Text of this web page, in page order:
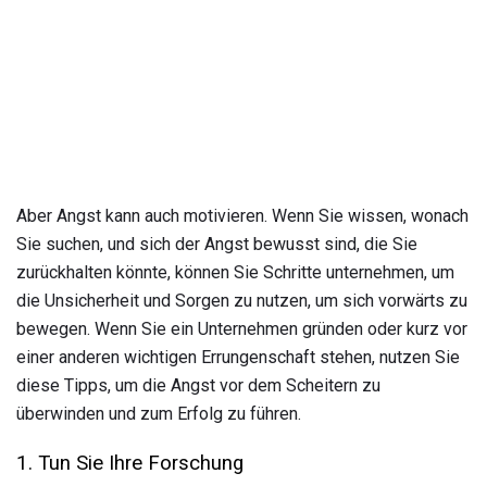
Aber Angst kann auch motivieren. Wenn Sie wissen, wonach
Sie suchen, und sich der Angst bewusst sind, die Sie
zurückhalten könnte, können Sie Schritte unternehmen, um
die Unsicherheit und Sorgen zu nutzen, um sich vorwärts zu
bewegen. Wenn Sie ein Unternehmen gründen oder kurz vor
einer anderen wichtigen Errungenschaft stehen, nutzen Sie
diese Tipps, um die Angst vor dem Scheitern zu
überwinden und zum Erfolg zu führen.
1. Tun Sie Ihre Forschung